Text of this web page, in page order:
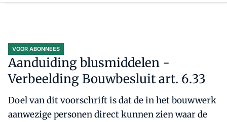
VOOR ABONNEES
Aanduiding blusmiddelen -
Verbeelding Bouwbesluit art. 6.33
Doel van dit voorschrift is dat de in het bouwwerk
aanwezige personen direct kunnen zien waar de